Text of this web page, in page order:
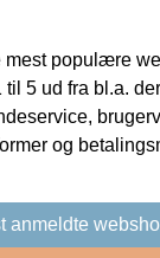
mest populære
til 5 ud fra bl.a.
og
anmeldte